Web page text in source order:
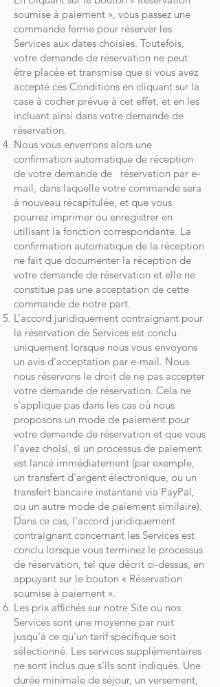
soumise à paiement », vous passez une
commande ferme pour réserver les
Services aux dates choisies. Toutefois,
votre demande de réservation ne peut
être placée et transmise que si vous avez
accepté ces Conditions en cliquant sur la
case à cocher prévue à cet effet, et en les
incluant ainsi dans votre demande de
réservation.
Nous vous enverrons alors une
confirmation automatique de réception
de votre demande de réservation par e-
mail, dans laquelle votre commande sera
à nouveau récapitulée, et que vous
pourrez imprimer ou enregistrer en
utilisant la fonction correspondante. La
confirmation automatique de la réception
ne fait que documenter la réception de
votre demande de réservation et elle ne
constitue pas une acceptation de cette
commande de notre part.
L’accord juridiquement contraignant pour
la réservation de Services est conclu
uniquement lorsque nous vous envoyons
un avis d'acceptation par e-mail. Nous
nous réservons le droit de ne pas accepter
votre demande de réservation. Cela ne
s'applique pas dans les cas où nous
proposons un mode de paiement pour
votre demande de réservation et que vous
l’avez choisi, si un processus de paiement
est lancé immédiatement (par exemple,
un transfert d'argent électronique, ou un
transfert bancaire instantané via PayPal,
ou un autre mode de paiement similaire).
Dans ce cas, l'accord juridiquement
contraignant concernant les Services est
conclu lorsque vous terminez le processus
de réservation, tel que décrit ci-dessus, en
appuyant sur le bouton « Réservation
soumise à paiement ».
Les prix affichés sur notre Site ou nos
Services sont une moyenne par nuit
jusqu'à ce qu'un tarif spécifique soit
sélectionné. Les services supplémentaires
ne sont inclus que s'ils sont indiqués. Une
durée minimale de séjour, un versement,